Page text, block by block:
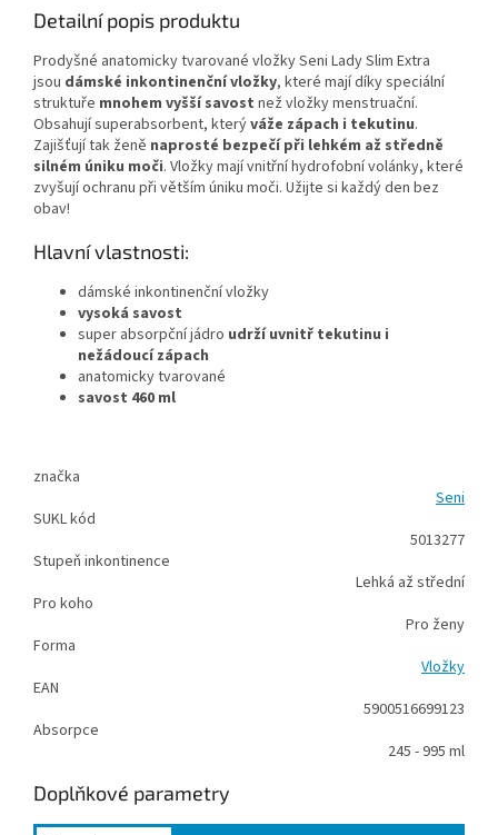
Detailní popis produktu
Prodyšné anatomicky tvarované vložky Seni Lady Slim Extra
jsou dámské inkontinenční vložky, které mají díky speciální
struktuře mnohem vyšší savost než vložky menstruační.
Obsahují superabsorbent, kterýváže zápach i tekutinu.
Zajišťují tak ženě naprosté bezpečí při lehkém až středně
silném úniku moči. Vložky mají vnitřní hydrofobní volánky, které
zvyšují ochranu při větším úniku moči. Užijte si každý den bez
obav!
Hlavní vlastnosti:
dámské inkontinenční vložky
vysoká savost
super absorpční jádro udrží uvnitř tekutinu i
nežádoucí zápach
anatomicky tvarované
savost 460 ml
značka
Seni
SUKL kód
5013277
Stupeň inkontinence
Lehká až střední
Pro koho
Pro ženy
Forma
Vložky
EAN
5900516699123
Absorpce
245 - 995 ml
Doplňkové parametry